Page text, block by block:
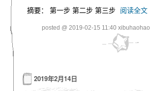
摘要： 第一步 第二步 第三步 阅读全文
posted @ 2019-02-15 11:40 xibuhaohao
2019年2月14日